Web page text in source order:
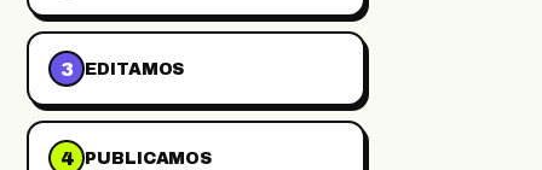
3 EDITAMOS
4 PUBLICAMOS